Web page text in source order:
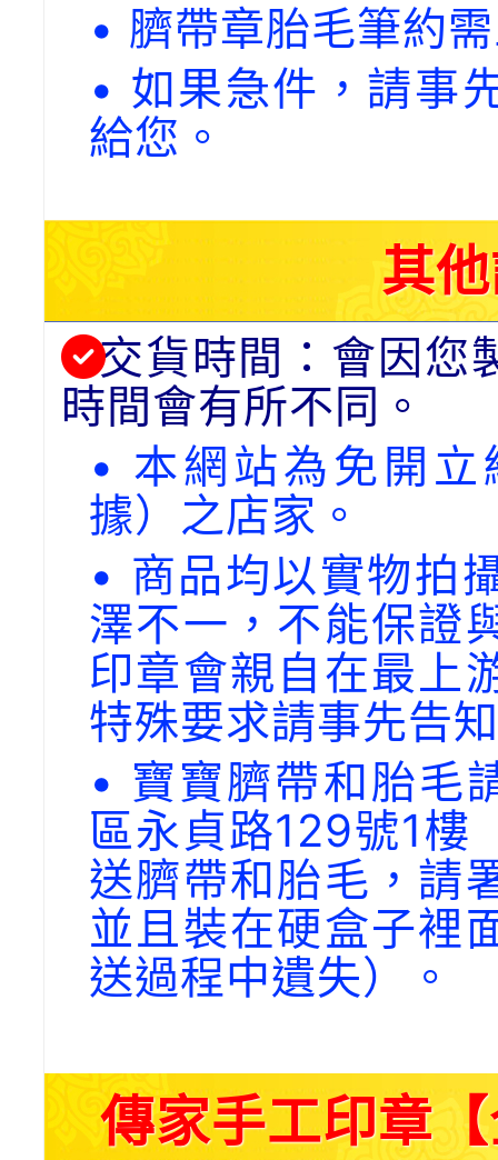
• 臍帶章胎毛筆約
• 如果急件，請事
給您。
其
交貨時間：會因您
時間會有所不同。
• 本網站為免開
據）之店家。
• 商品均以實物拍
澤不一，不能保證
印章會親自在最上
特殊要求請事先告
• 寶寶臍帶和胎毛
區永貞路129號1樓
送臍帶和胎毛，請
並且裝在硬盒子裡
送過程中遺失）。
傳家手工印章